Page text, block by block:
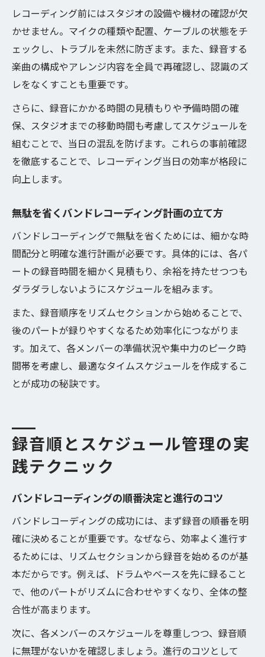
計画
マスタリング日程も考慮した進行スケジュ
ール術
バンドレコーディングの流れを把握するコ
ツ
録音後の編集や仕上げ工程までの時間管理
スタジオ予約と日程調整の効率的な進め方
バンドレコーディングのスタジオ予約時の
注意点
バンドレコーディング時の効率良い日程交
希望日程に合わせたスタジオ予約のコツ
バンドレコーディングでスタジオ活用を最
大化
予約状況を考慮したバンドレコーディング
計画
レコーディング前にはスタジオの設備や機材の確認が欠
かせません。マイクの種類や配置、ケーブルの状態をチ
ェックし、トラブルを未然に防ぎます。また、録音する
楽曲の構成やアレンジ内容を全員で再確認し、認識のズ
レをなくすことも重要です。
さらに、録音にかかる時間の見積もりや予備時間の確
保、スタジオまでの移動時間も考慮してスケジュールを
組むことで、当日の混乱を防げます。これらの事前確認
を徹底することで、レコーディング当日の効率が格段に
向上します。
無駄を省くバンドレコーディング計画の立て方
バンドレコーディングで無駄を省くためには、細かな時
間配分と明確な進行計画が必要です。具体的には、各パ
ートの録音時間を細かく見積もり、余裕を持たせつつも
ダラダラしないようにスケジュールを組みます。
また、録音順序をリズムセクションから始めることで、
後のパートが録りやすくなるため効率化につながりま
す。加えて、各メンバーの準備状況や集中力のピーク時
間帯を考慮し、最適なタイムスケジュールを作成するこ
とが成功の秘訣です。
録音順とスケジュール管理の実
践テクニック
バンドレコーディングの順番決定と進行のコツ
バンドレコーディングの成功には、まず録音の順番を明
確に決めることが重要です。なぜなら、効率よく進行す
るためには、リズムセクションから録音を始めるのが基
本だからです。例えば、ドラムやベースを先に録ること
で、他のパートがリズムに合わせやすくなり、全体の整
合性が高まります。
次に、各メンバーのスケジュールを尊重しつつ、録音順
に無理がないかを確認しましょう。進行のコツとして